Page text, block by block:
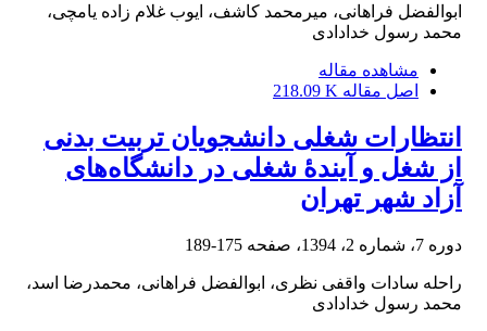
ابوالفضل فراهانی، میرمحمد کاشف، ایوب غلام زاده یامچی،
محمد رسول خدادادی
مشاهده مقاله
اصل مقاله 218.09 K
انتظارات شغلی دانشجویان تربیت ‌بدنی
از شغل و آیندۀ شغلی‌ در دانشگاه‌های
آزاد شهر تهران
دوره 7، شماره 2، 1394، صفحه 175-189
راحله سادات واقفی نظری، ابوالفضل فراهانی، محمدرضا اسد،
محمد رسول خدادادی